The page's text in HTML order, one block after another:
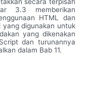
3.3 memberikan
HTML dan
yang digunakan untuk
yang dikenakan
dan turunannya
dalam Bab 11.